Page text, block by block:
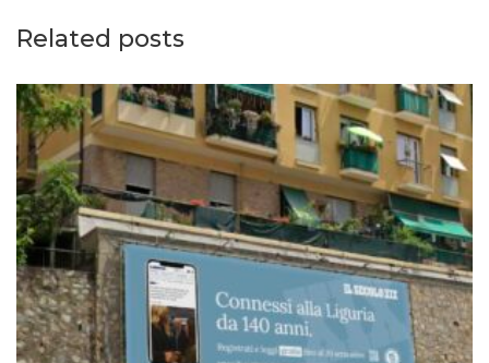
Related posts